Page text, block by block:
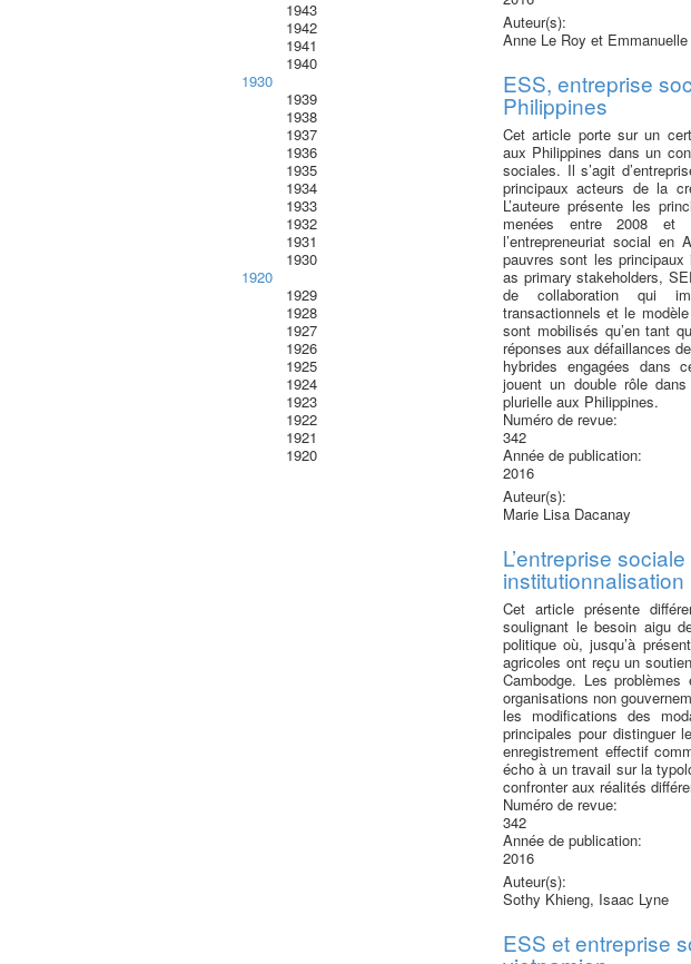
1943
1942
1941
1940
1930
1939
1938
1937
1936
1935
1934
1933
1932
1931
1930
1920
1929
1928
1927
1926
1925
1924
1923
1922
1921
1920
Auteur(s):
Anne Le Roy et
ESS, entreprise
Philippines
Cet article porte sur un
aux Philippines dans un
sociales. Il s’agit
principaux acteurs de la
L’auteure présente les
menées entre 2008 et
l’entrepreneuriat social
pauvres sont les
as primary stakeholders,
de collaboration qui
transactionnels et le
sont mobilisés qu’en tant
réponses aux défaillances
hybrides engagées dans
jouent un double rôle
plurielle aux Philippines.
Numéro de revue:
342
Année de publication:
2016
Auteur(s):
Marie Lisa Dacanay
L’entreprise
institutionnalisation
Cet article présente
soulignant le besoin aigu
politique où, jusqu’à
agricoles ont reçu un
Cambodge. Les
organisations non
les modifications des
principales pour distinguer
enregistrement effectif
écho à un travail sur la
confronter aux réalités
Numéro de revue:
342
Année de publication:
2016
Auteur(s):
Sothy Khieng, Isaac Lyne
ESS et entreprise